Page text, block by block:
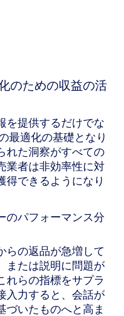
のための収益の活
を提供するだけでな
最適化の基礎となり
れた洞察がすべての
業者は非効率性に対
得できるようになり
のパフォーマンス分
らの返品が急増して
または説明に問題が
れらの指標をサプラ
入力すると、会話が
づいたものへと高ま